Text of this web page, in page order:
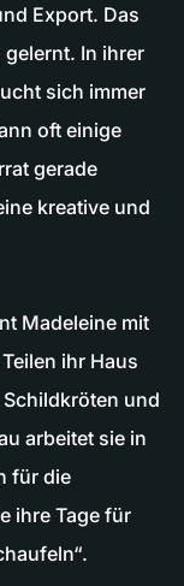
Export. Das
gelernt. In ihrer
sich immer
oft einige
gerade
kreative und
Madeleine mit
ihr Haus
und
arbeitet sie in
für die
ihre Tage für